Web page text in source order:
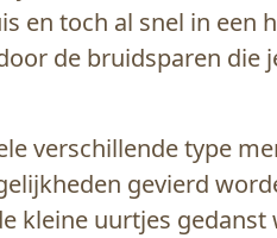
en toch al snel in een
de bruidsparen die
verschillende type
gevierd
kleine uurtjes gedanst